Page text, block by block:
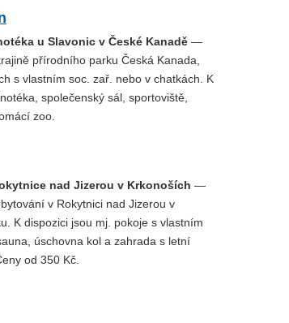
u Slavonic v České Kanadě —
přírodního parku Česká Kanada,
s vlastním soc. zař. nebo v chatkách. K
společenský sál, sportoviště,
zoo.
nad Jizerou v Krkonoších —
v Rokytnici nad Jizerou v
K dispozici jsou mj. pokoje s vlastním
úschovna kol a zahrada s letní
od 350 Kč.